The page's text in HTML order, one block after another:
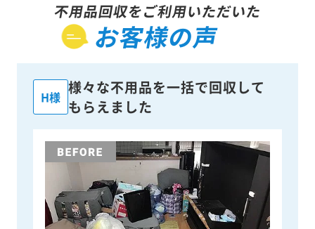
不用品回収をご利用いただいた
お客様の声
H様
様々な不用品を一括で回収して
もらえました